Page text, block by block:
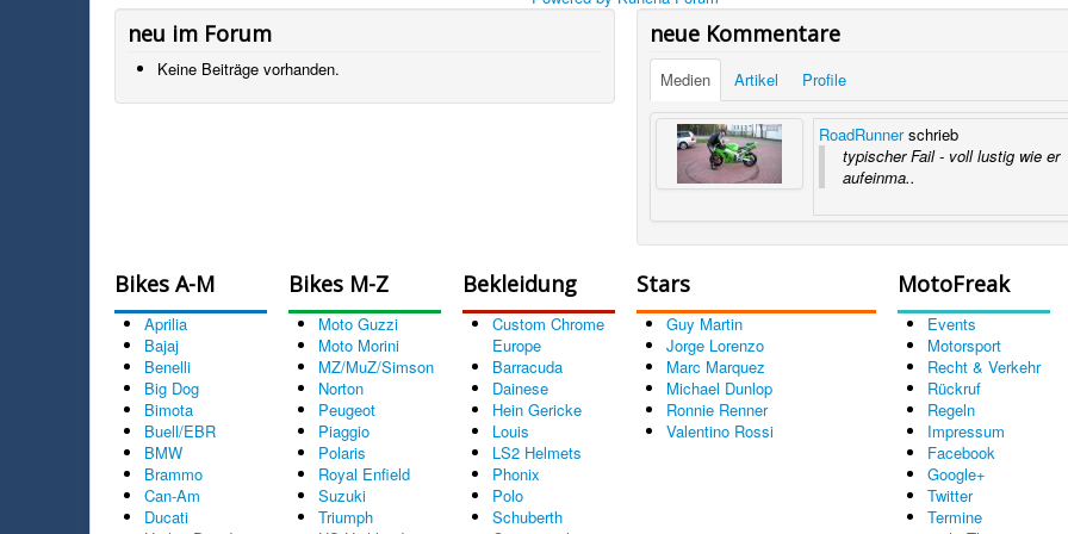
neu im Forum
Keine Beiträge vorhanden.
neue Kommentare
Medien Artikel Profile
RoadRunnerschrieb
typischer Fail - voll lustig wie er
aufeinma..
Bikes A-M
Aprilia
Bajaj
Benelli
Big Dog
Bimota
Buell/EBR
BMW
Brammo
Can-Am
Ducati
Bikes M-Z
Moto Guzzi
Moto Morini
MZ/MuZ/Simson
Norton
Peugeot
Piaggio
Polaris
Royal Enfield
Suzuki
Triumph
Bekleidung
Custom Chrome
Europe
Barracuda
Dainese
Hein Gericke
Louis
LS2 Helmets
Phonix
Polo
Schuberth
Stars
Guy Martin
Jorge Lorenzo
Marc Marquez
Michael Dunlop
Ronnie Renner
Valentino Rossi
MotoFreak
Events
Motorsport
Recht & Verkehr
Rückruf
Regeln
Impressum
Facebook
Google+
Twitter
Termine